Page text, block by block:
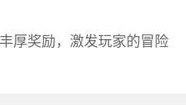
厚奖励，激发玩家的冒险